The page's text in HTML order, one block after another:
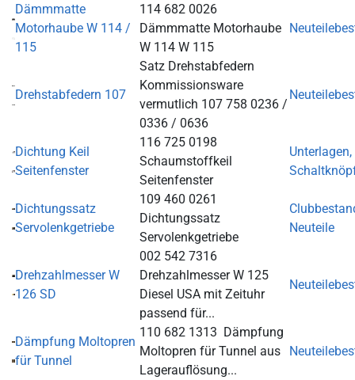
Dämmmatte
Motorhaube W 114 /
115
114 682 0026
Dämmmatte Motorhaube
W 114 W 115
Drehstabfedern 107
Satz Drehstabfedern
Kommissionsware
vermutlich 107 758 0236 /
0336 / 0636
Dichtung Keil
Seitenfenster
116 725 0198
Schaumstoffkeil
Seitenfenster
Unterlagen,
Dichtungssatz
Servolenkgetriebe
109 460 0261
Dichtungssatz
Servolenkgetriebe
Neuteile
Drehzahlmesser W
126 SD
002 542 7316
Drehzahlmesser W 125
Diesel USA mit Zeituhr
passend für...
Dämpfung Moltopren
für Tunnel
110 682 1313 Dämpfung
Moltopren für Tunnel aus
Lagerauflösung...